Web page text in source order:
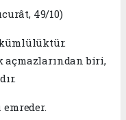
49/10)
açmazlarından biri,